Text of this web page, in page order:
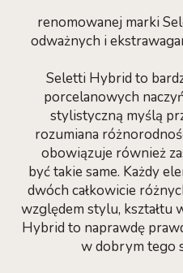
renomowanej marki
odważnych i
Seletti Hybrid to
porcelanowych
stylistyczną myślą
rozumiana
obowiązuje również
być takie same. Każdy
dwóch całkowicie
względem stylu, kształtu
Hybrid to naprawdę
w dobrym tego